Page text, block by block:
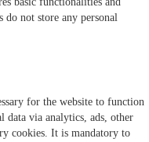
do not store any personal
for the website to function
data via analytics, ads, other
cookies. It is mandatory to